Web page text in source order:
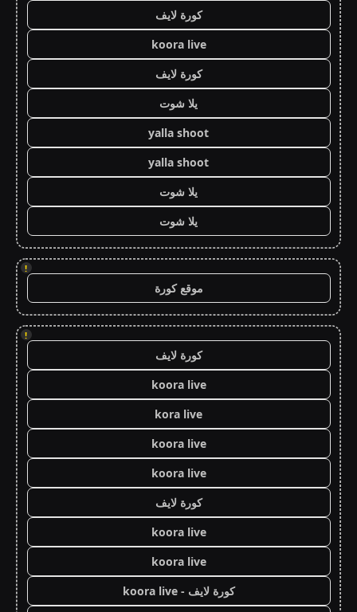
كورة لايف
koora live
كورة لايف
يلا شوت
yalla shoot
yalla shoot
يلا شوت
يلا شوت
!
موقع كورة
!
كورة لايف
koora live
kora live
koora live
koora live
كورة لايف
koora live
koora live
كورة لايف - koora live